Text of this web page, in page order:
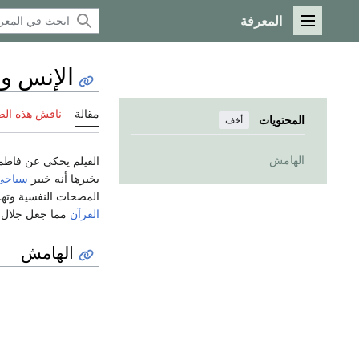
القائمة الرئيسية
المعرفة
المحتويات أخف
الهامش
الإنس
مقالة ناقش هذه
الفيلم يحكى عن
يخبرها أنه خبير
المصحات النفسية
القرآن مما جعل جلال
الهامش